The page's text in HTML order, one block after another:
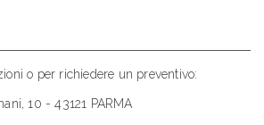
o per richiedere un preventivo:
10 - 43121 PARMA